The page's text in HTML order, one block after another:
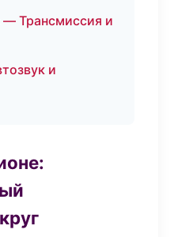
Трансмиссия и
и